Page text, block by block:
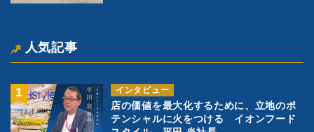
人気記事
インタビュー
店の価値を最大化するために、立地のポ
テンシャルに火をつける イオンフード